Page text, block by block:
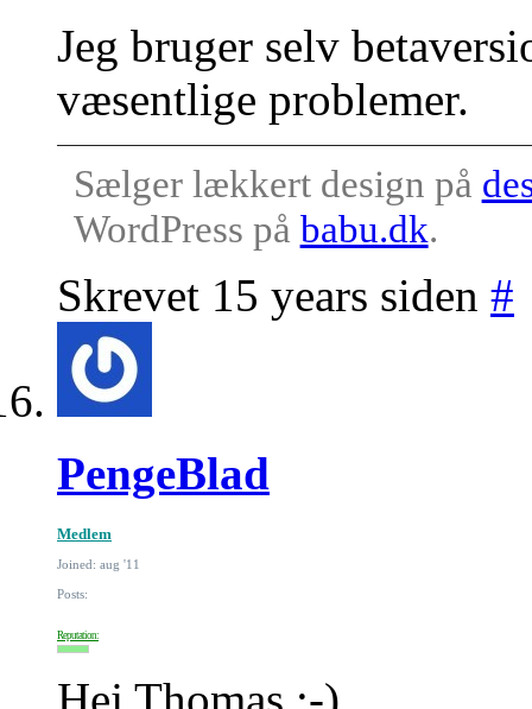
Jeg bruger selv
væsentlige problemer.
Sælger lækkert design på
WordPress på babu.dk.
Skrevet 15 years siden #
PengeBlad
Medlem
Joined: aug '11
Posts:
Reputation: